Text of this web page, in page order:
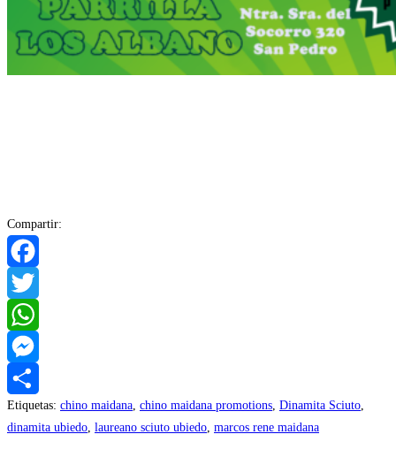
Compartir:
Facebook
Twitter
WhatsApp
Messenger
Compartir
Etiquetas: chino maidana, chino maidana promotions, Dinamita Sciuto,
dinamita ubiedo, laureano sciuto ubiedo, marcos rene maidana